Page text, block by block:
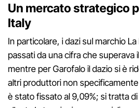
Un mercato strategico
Italy
In particolare, i dazi sul marchio
passati da una cifra che superava
mentre per Garofalo il dazio si è
altri produttori non
è stato fissato al 9,09%; si tratta